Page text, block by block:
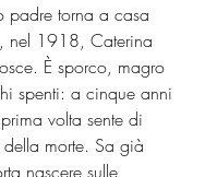
padre torna a casa
nel 1918, Caterina
È sporco, magro
spenti: a cinque anni
volta sente di
morte. Sa già
nascere sulle